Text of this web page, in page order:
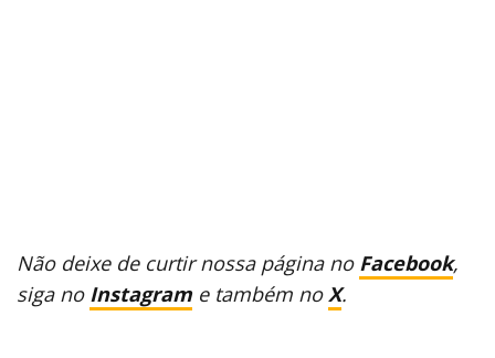
Não deixe de curtir nossa página no Facebook,
siga no Instagram e também no X.